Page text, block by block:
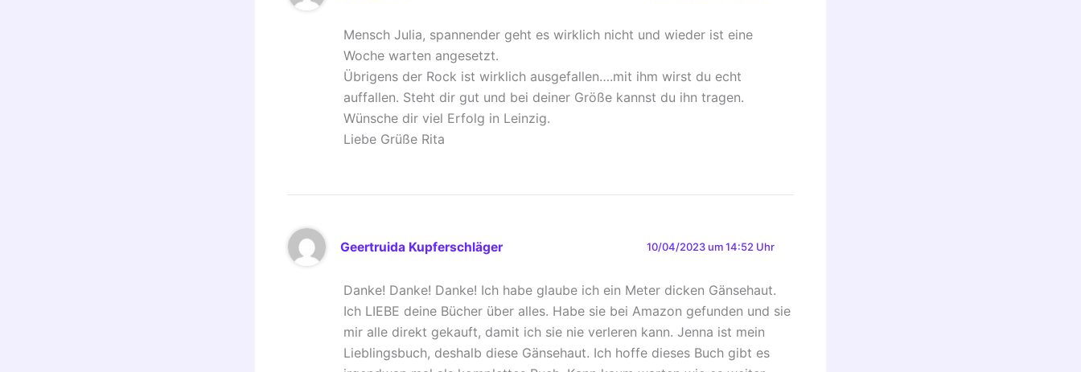
Mensch Julia, spannender geht es wirklich nicht und wieder ist eine
Woche warten angesetzt.
Übrigens der Rock ist wirklich ausgefallen….mit ihm wirst du echt
auffallen. Steht dir gut und bei deiner Größe kannst du ihn tragen.
Wünsche dir viel Erfolg in Leinzig.
Liebe Grüße Rita
Geertruida Kupferschläger 10/04/2023 um 14:52 Uhr
Danke! Danke! Danke! Ich habe glaube ich ein Meter dicken Gänsehaut.
Ich LIEBE deine Bücher über alles. Habe sie bei Amazon gefunden und sie
mir alle direkt gekauft, damit ich sie nie verleren kann. Jenna ist mein
Lieblingsbuch, deshalb diese Gänsehaut. Ich hoffe dieses Buch gibt es